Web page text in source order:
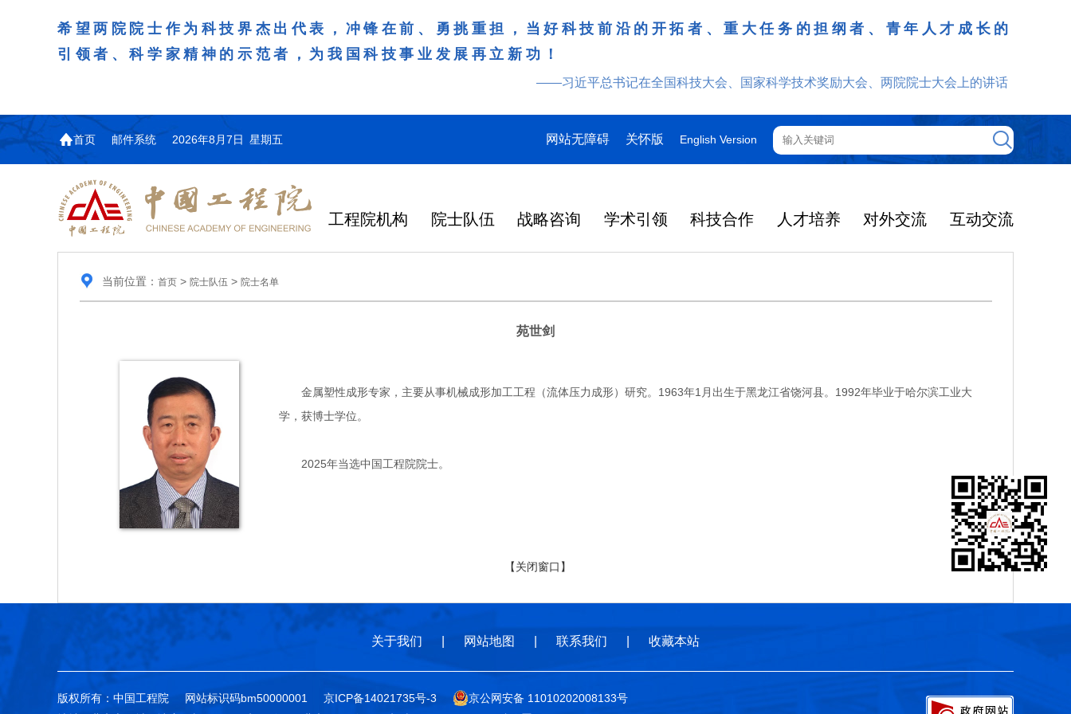
希望两院院士作为科技界杰出代表，冲锋在前、勇挑重担，当好科技前沿的开拓者、重大任务的担纲者、青年人才成长的
引领者、科学家精神的示范者，为我国科技事业发展再立新功！
——习近平总书记在全国科技大会、国家科学技术奖励大会、两院院士大会上的讲话
首页 邮件系统 2026年8月7日 星期五 网站无障碍 关怀版 English Version
工程院机构 院士队伍 战略咨询 学术引领 科技合作 人才培养 对外交流 互动交流
当前位置： 首页> 院士队伍 > 院士名单
苑世剑
金属塑性成形专家，主要从事机械成形加工工程（流体压力成形）研究。1963年1月出生于黑龙江省饶河县。1992年毕业于哈尔滨工业大
学，获博士学位。
2025年当选中国工程院院士。
【关闭窗口】
关于我们 网站地图 联系我们 收藏本站
版权所有：中国工程院 网站标识码bm50000001 京ICP备14021735号-3
京公网安备 11010202008133号